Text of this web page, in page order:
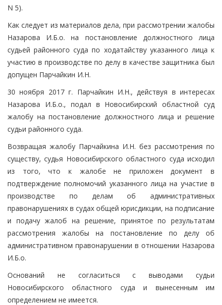
N 5).
Как следует из материалов дела, при рассмотрении жалобы
Назарова И.Б.о. на постановление должностного лица
судьей районного суда по ходатайству указанного лица к
участию в производстве по делу в качестве защитника был
допущен Парчайкин И.Н.
30 ноября 2017 г. Парчайкин И.Н., действуя в интересах
Назарова И.Б.о., подал в Новосибирский областной суд
жалобу на постановление должностного лица и решение
судьи районного суда.
Возвращая жалобу Парчайкина И.Н. без рассмотрения по
существу, судья Новосибирского областного суда исходил
из того, что к жалобе не приложен документ в
подтверждение полномочий указанного лица на участие в
производстве по делам об административных
правонарушениях в судах общей юрисдикции, на подписание
и подачу жалоб на решение, принятое по результатам
рассмотрения жалобы на постановление по делу об
административном правонарушении в отношении Назарова
И.Б.о.
Оснований не согласиться с выводами судьи
Новосибирского областного суда и вынесенным им
определением не имеется.